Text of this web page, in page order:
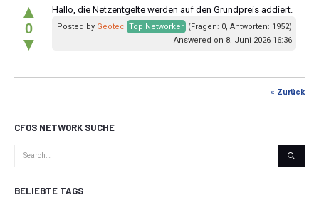
▲
0
▼
Hallo, die Netzentgelte werden auf den Grundpreis addiert.
Posted by Geotec Top Networker (Fragen: 0, Antworten: 1952)
Answered on 8. Juni 2026 16:36
« Zurück
CFOS NETWORK SUCHE
BELIEBTE TAGS